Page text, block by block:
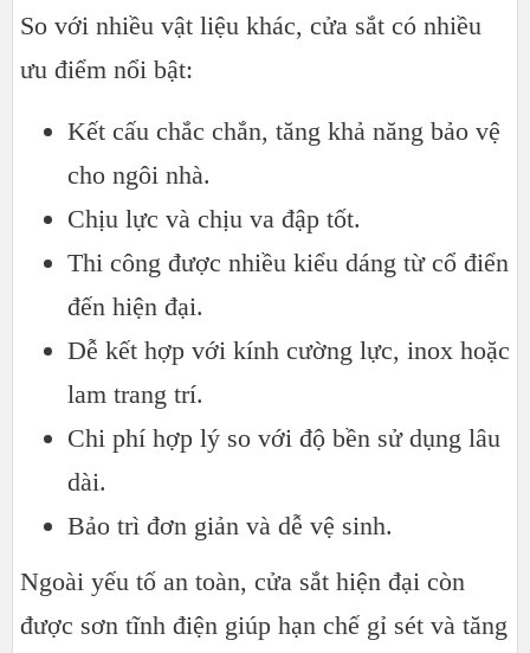
So với nhiều vật liệu khác, cửa sắt có nhiều
ưu điểm nổi bật:
Kết cấu chắc chắn, tăng khả năng bảo vệ
cho ngôi nhà.
Chịu lực và chịu va đập tốt.
Thi công được nhiều kiểu dáng từ cổ điển
đến hiện đại.
Dễ kết hợp với kính cường lực, inox hoặc
lam trang trí.
Chi phí hợp lý so với độ bền sử dụng lâu
dài.
Bảo trì đơn giản và dễ vệ sinh.
Ngoài yếu tố an toàn, cửa sắt hiện đại còn
được sơn tĩnh điện giúp hạn chế gỉ sét và tăng